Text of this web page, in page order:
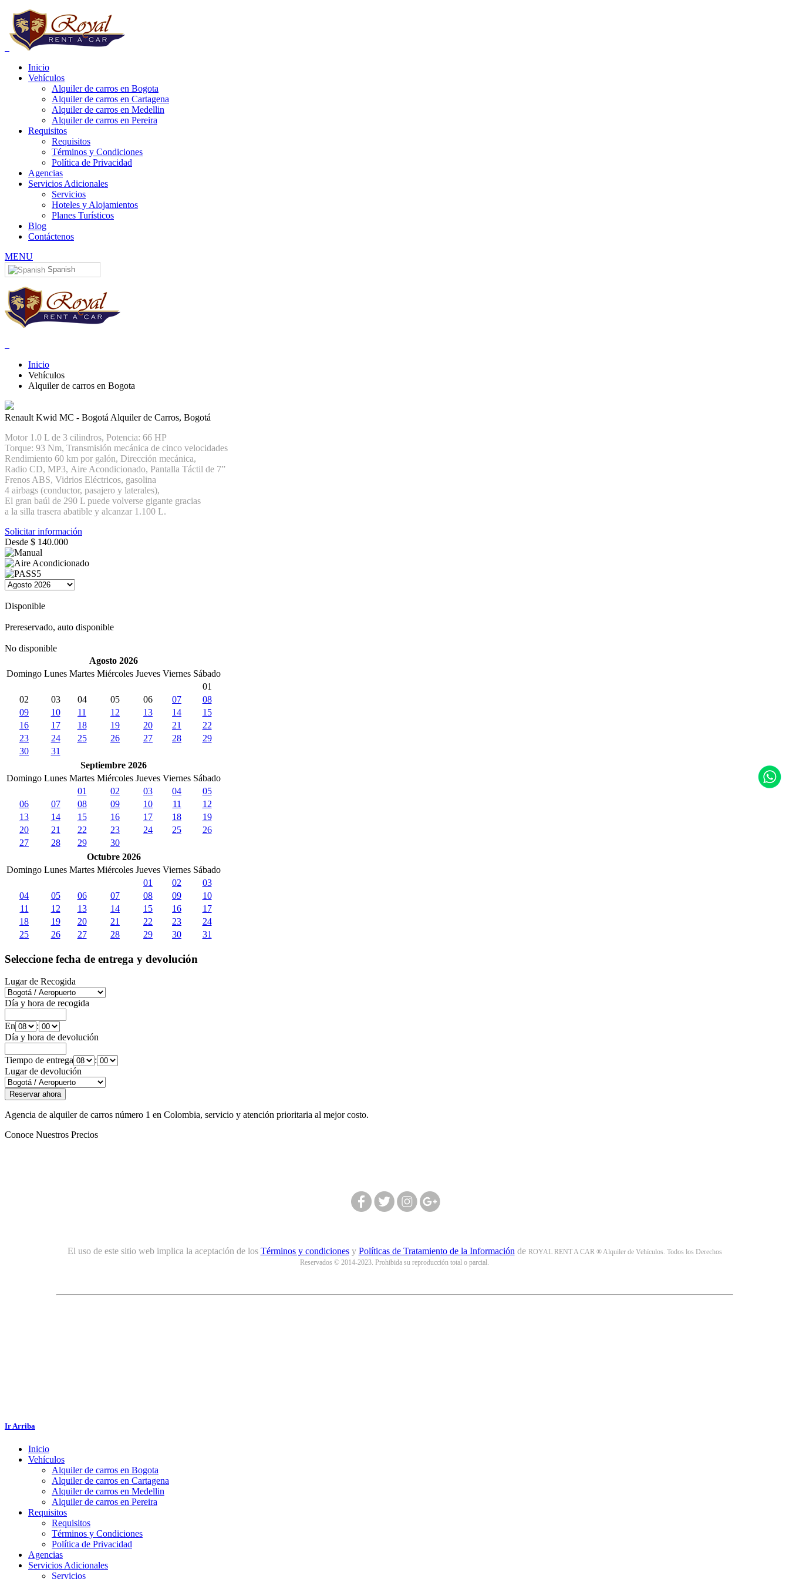
bogota precios, alquiler de carros bogota para uber, alquiler de carros bogota pago en efectivo, alquiler de carros en bogota por dias, alquiler de carros en bogota por horas, alquiler carros de perros bogota,
Inicio
Vehículos
Alquiler de carros en Bogota
Alquiler de carros en Cartagena
Alquiler de carros en Medellin
Alquiler de carros en Pereira
Requisitos
Requisitos
Términos y Condiciones
Política de Privacidad
Agencias
Servicios Adicionales
Servicios
Hoteles y Alojamientos
Planes Turísticos
Blog
Contáctenos
MENU
Spanish
Inicio
Vehículos
Alquiler de carros en Bogota
Renault Kwid MC - Bogotá Alquiler de Carros, Bogotá
Motor 1.0 L de 3 cilindros, Potencia: 66 HP
Torque: 93 Nm, Transmisión mecánica de cinco velocidades
Rendimiento 60 km por galón, Dirección mecánica,
Radio CD, MP3, Aire Acondicionado, Pantalla Táctil de 7”
Frenos ABS, Vidrios Eléctricos, gasolina
4 airbags (conductor, pasajero y laterales),
El gran baúl de 290 L puede volverse gigante gracias
a la silla trasera abatible y alcanzar 1.100 L.
Solicitar información
Desde $ 140.000
Disponible
Prereservado, auto disponible
No disponible
Agosto 2026
Domingo Lunes Martes Miércoles Jueves Viernes Sábado
01
02
03 04 05 06 07
08
09
10 11 12 13 14
15
16
17 18 19 20 21
22
23
24 25 26 27 28
29
30
31
Septiembre 2026
Domingo Lunes Martes Miércoles Jueves Viernes Sábado
01
02 03 04
05
06
07 08 09 10 11
12
13
14 15 16 17 18
19
20
21 22 23 24 25
26
27
28 29
30
Octubre 2026
Domingo Lunes Martes Miércoles Jueves Viernes Sábado
01
02
03
04
05 06 07 08 09
10
11
12 13 14 15 16
17
18
19 20 21 22 23
24
25
26 27 28 29 30 31
Seleccione fecha de entrega y devolución
Lugar de Recogida
Día y hora de recogida
En
:
Día y hora de devolución
Tiempo de entrega
:
Lugar de devolución
Agencia de alquiler de carros número 1 en Colombia, servicio y atención prioritaria al mejor costo.
Conoce Nuestros Precios
El uso de este sitio web implica la aceptación de los Términos y condicionesy Políticas de Tratamiento de la Informaciónde ROYAL RENT A CAR ® Alquiler de Vehículos. Todos los Derechos
Reservados © 2014-2023. Prohibida su reproducción total o parcial.
Ir Arriba
Inicio
Vehículos
Alquiler de carros en Bogota
Alquiler de carros en Cartagena
Alquiler de carros en Medellin
Alquiler de carros en Pereira
Requisitos
Requisitos
Términos y Condiciones
Política de Privacidad
Agencias
Servicios Adicionales
Servicios